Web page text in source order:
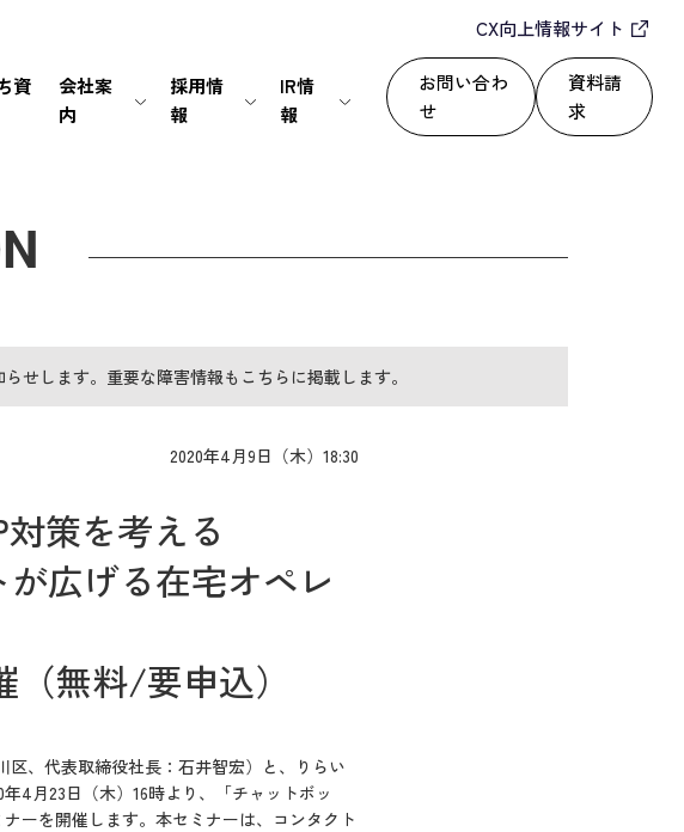
資
会社案
内
採用情
報
IR情
報
CX向上情報サイト
お問い合わ
せ
資料請
求
せします。重要な障害情報もこちらに掲載します。
2020年4月9日（木）18:30
策を考える
広げる在宅オペレ
無料/要申込）
、代表取締役社長：石井智宏）と、りらい
4月23日（木）16時より、「チャットボッ
ーを開催します。本セミナーは、コンタクト